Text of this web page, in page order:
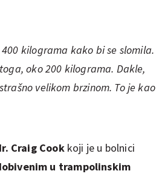
kilograma kako bi se slomila.
oko 200 kilograma. Dakle,
velikom brzinom. To je kao
Craig Cookkoji je u bolnici
u trampolinskim